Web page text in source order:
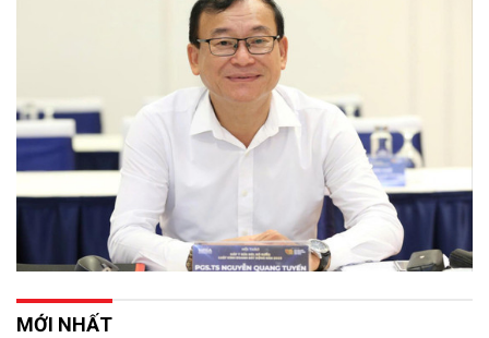
MỚI NHẤT